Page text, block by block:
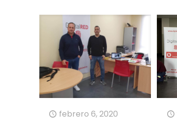
febrero 6, 2020